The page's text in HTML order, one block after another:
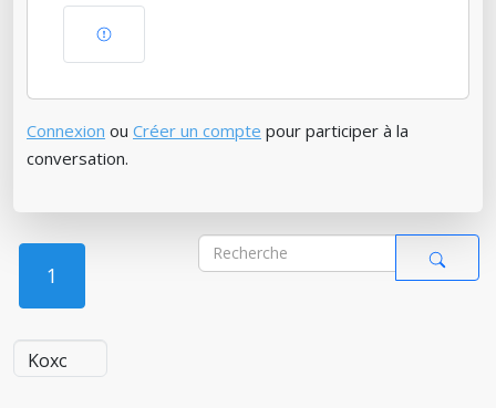
Connexion ou Créer un compte pour participer à la
conversation.
1